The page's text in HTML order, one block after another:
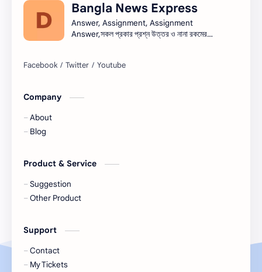
ভাষণ রচনা
সারাংশ ও সারমর্ম
Bangla News Express
Answer, Assignment, Assignment
Answer,সকল প্রকার প্রশ্ন উত্তর ও নানা রকমের
খবর (Job Circular) -
Company
About
Blog
Product & Service
Suggestion
Other Product
Support
Contact
My Tickets